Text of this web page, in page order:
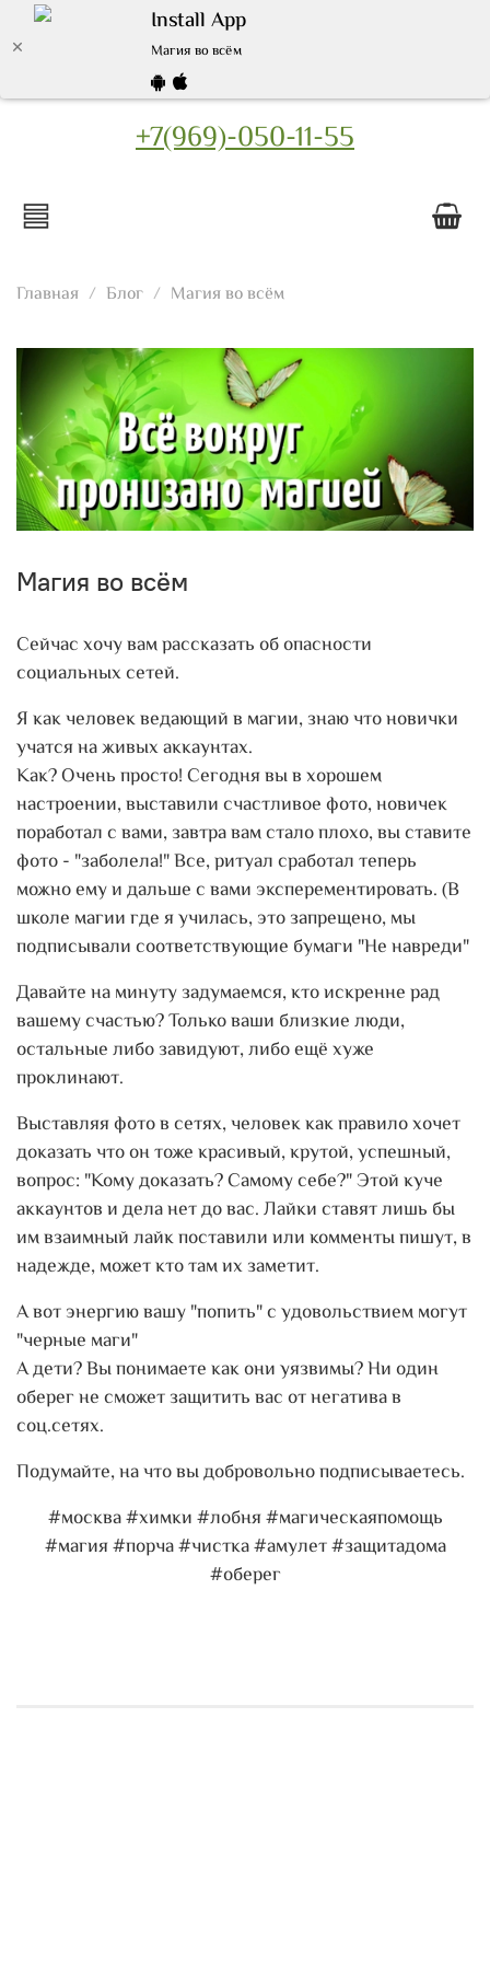
Install App
Магия во всём
+7(969)-050-11-55
Главная Блог Магия во всём
Магия во всём
Сейчас хочу вам рассказать об опасности
социальных сетей.
Я как человек ведающий в магии, знаю что новички
учатся на живых аккаунтах.
Как? Очень просто! Сегодня вы в хорошем
настроении, выставили счастливое фото, новичек
поработал с вами, завтра вам стало плохо, вы ставите
фото - "заболела!" Все, ритуал сработал теперь
можно ему и дальше с вами эксперементировать. (В
школе магии где я училась, это запрещено, мы
подписывали соответствующие бумаги "Не навреди"
Давайте на минуту задумаемся, кто искренне рад
вашему счастью? Только ваши близкие люди,
остальные либо завидуют, либо ещё хуже
проклинают.
Выставляя фото в сетях, человек как правило хочет
доказать что он тоже красивый, крутой, успешный,
вопрос: "Кому доказать? Самому себе?" Этой куче
аккаунтов и дела нет до вас. Лайки ставят лишь бы
им взаимный лайк поставили или комменты пишут, в
надежде, может кто там их заметит.
А вот энергию вашу "попить" с удовольствием могут
"черные маги"
А дети? Вы понимаете как они уязвимы? Ни один
оберег не сможет защитить вас от негатива в
соц.сетях.
Подумайте, на что вы добровольно подписываетесь.
#москва #химки #лобня #магическаяпомощь
#магия #порча #чистка #амулет #защитадома
#оберег